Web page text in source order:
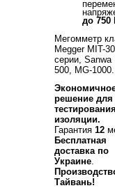
до 750
Мегомметр
Megger MIT-
серии, Sanwa
500, MG-1000.
решение для
изоляции.
Гарантия 12
Бесплатная
доставка по
Украине.
Тайвань!